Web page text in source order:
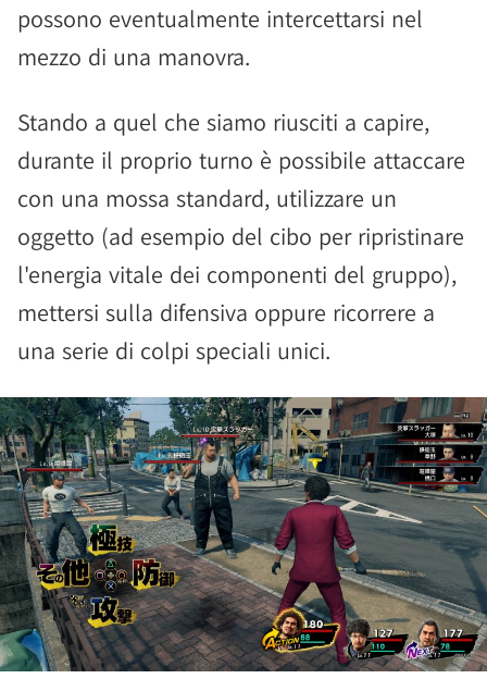
possono eventualmente intercettarsi nel
mezzo di una manovra.
Stando a quel che siamo riusciti a capire,
durante il proprio turno è possibile attaccare
con una mossa standard, utilizzare un
oggetto (ad esempio del cibo per ripristinare
l'energia vitale dei componenti del gruppo),
mettersi sulla difensiva oppure ricorrere a
una serie di colpi speciali unici.